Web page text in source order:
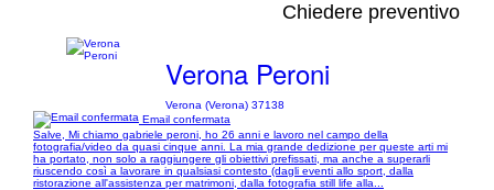
Chiedere preventivo
Verona Peroni
Verona (Verona) 37138
Email confermata
Salve, Mi chiamo gabriele peroni, ho 26 anni e lavoro nel campo della
fotografia/video da quasi cinque anni. La mia grande dedizione per queste arti mi
ha portato, non solo a raggiungere gli obiettivi prefissati, ma anche a superarli
riuscendo così a lavorare in qualsiasi contesto (dagli eventi allo sport, dalla
ristorazione all'assistenza per matrimoni, dalla fotografia still life alla...